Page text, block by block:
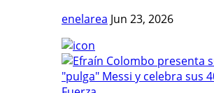
enelarea Jun 23, 2026